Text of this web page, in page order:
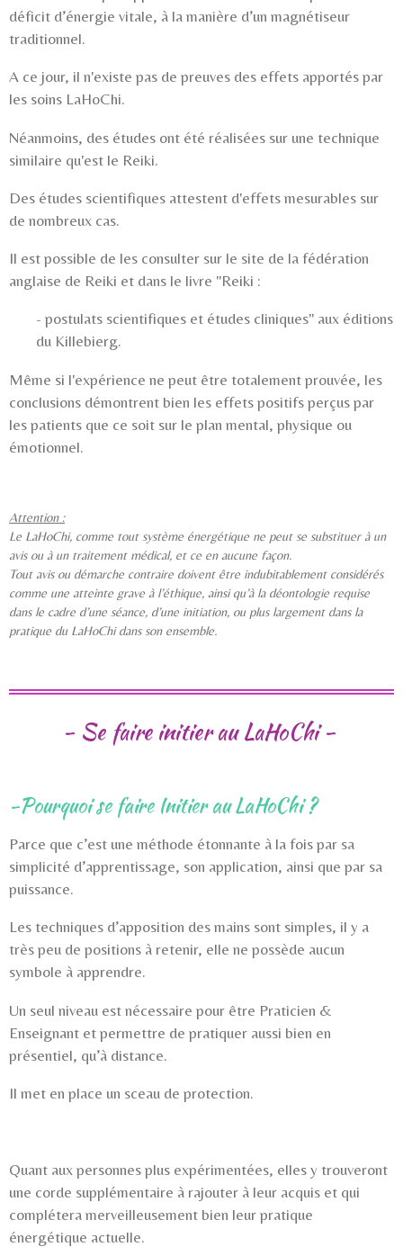
déficit d’énergie vitale, à la manière d’un magnétiseur
traditionnel.
A ce jour, il n'existe pas de preuves des effets apportés par
les soins LaHoChi.
Néanmoins, des études ont été réalisées sur une technique
similaire qu'est le Reiki.
Des études scientifiques attestent d'effets mesurables sur
de nombreux cas.
Il est possible de les consulter sur le site de la fédération
anglaise de Reiki et dans le livre "Reiki :
- postulats scientifiques et études cliniques" aux éditions
du Killebierg.
Même si l'expérience ne peut être totalement prouvée, les
conclusions démontrent bien les effets positifs perçus par
les patients que ce soit sur le plan mental, physique ou
émotionnel.
Attention :
Le LaHoChi, comme tout système énergétique ne peut se substituer à un
avis ou à un traitement médical, et ce en aucune façon.
Tout avis ou démarche contraire doivent être indubitablement considérés
comme une atteinte grave à l’éthique, ainsi qu’à la déontologie requise
dans le cadre d’une séance, d’une initiation, ou plus largement dans la
pratique du LaHoChi dans son ensemble.
- Se faire initier au LaHoChi-
-Pourquoi se faire Initier au LaHoChi ?
Parce que c’est une méthode étonnante à la fois par sa
simplicité d’apprentissage, son application, ainsi que par sa
puissance.
Les techniques d’apposition des mains sont simples, il y a
très peu de positions à retenir, elle ne possède aucun
symbole à apprendre.
Un seul niveau est nécessaire pour être Praticien &
Enseignant et permettre de pratiquer aussi bien en
présentiel, qu’à distance.
Il met en place un sceau de protection.
Quant aux personnes plus expérimentées, elles y trouveront
une corde supplémentaire à rajouter à leur acquis et qui
complétera merveilleusement bien leur pratique
énergétique actuelle.